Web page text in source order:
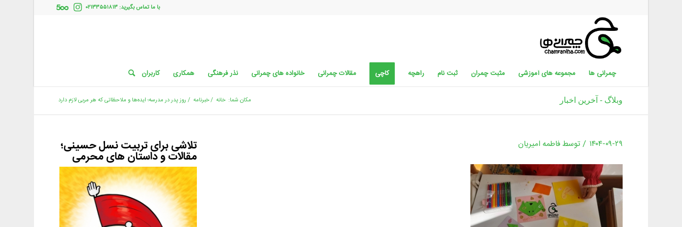
با ما تماس بگیرید: ۰۲۱۳۳۵۵۱۸۱۳
چمرانی ها مجموعه های آموزشی مثبت چمران ثبت نام راهچه کاچی مقالات چمرانی خانواده های چمرانی نذر فرهنگی همکاری کاربران
وبلاگ - آخرین اخبار مکان شما: خانه /خبرنامه / روز پدر در مدرسه؛ ایده‌ها و ملاحظاتی که هر مربی لازم دارد
۱۴۰۴-۰۹-۲۹ / توسطفاطمه امیریان تلاشی برای تربیت نسل حسینی؛
مقالات و داستان های محرمی